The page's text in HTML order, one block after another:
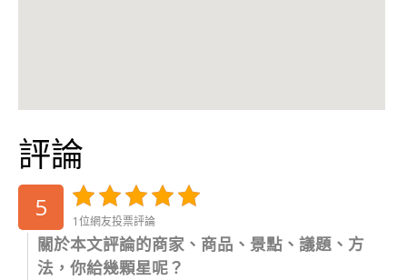
評論
5 1位網友投票評論
關於本文評論的商家、商品、景點、議題、方
法，你給幾顆星呢？